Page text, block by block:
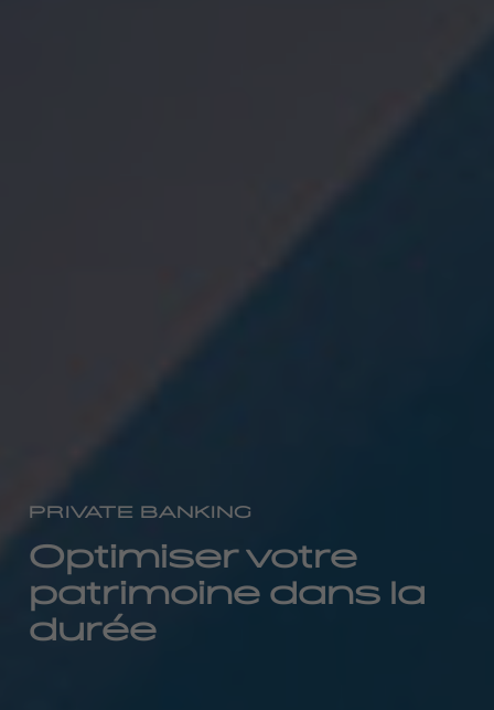
PRIVATE BANKING
Optimiser votre
patrimoine dans la
durée